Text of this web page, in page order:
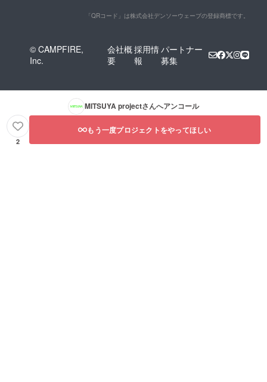
「QRコード」は株式会社デンソーウェーブの登録商標です。
© CAMPFIRE,
Inc.
会社概
要
採用情
報
パートナー
募集
MITSUYA projectさんへアンコール
2
もう一度プロジェクトをやってほしい